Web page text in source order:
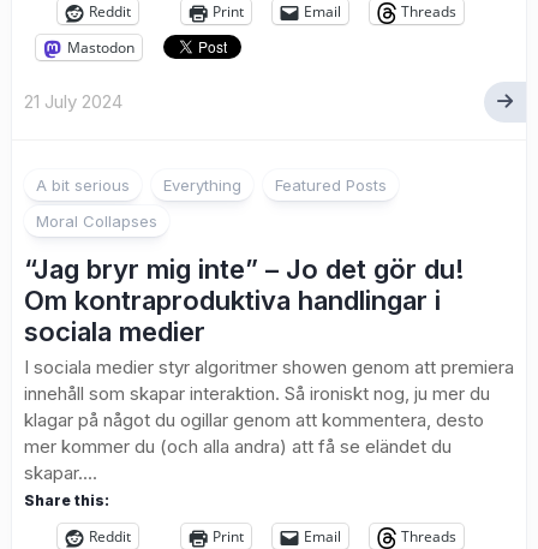
Reddit Print Email
Threads
Mastodon
21 July 2024
A bit serious Everything
Featured Posts
Moral Collapses
“Jag bryr mig inte” – Jo det gör du!
Om kontraproduktiva handlingar i
sociala medier
I sociala medier styr algoritmer showen genom att premiera
innehåll som skapar interaktion. Så ironiskt nog, ju mer du
klagar på något du ogillar genom att kommentera, desto
mer kommer du (och alla andra) att få se eländet du
skapar....
Share this:
Reddit Print Email
Threads